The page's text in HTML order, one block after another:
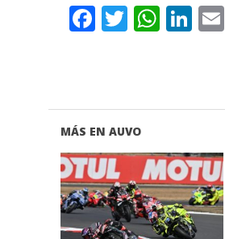
Facebook
Twitter
MÁS EN AUVO
VER NOTA